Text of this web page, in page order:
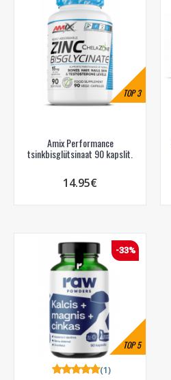
TOP3
Amix Performance
tsinkbisglütsinaat 90 kapslit.
14.95€
TOP5
-33%
(1)